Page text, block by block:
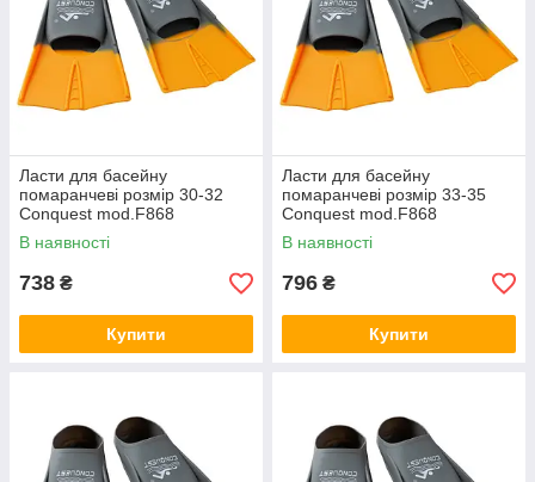
Ласти для басейну
помаранчеві розмір 30-32
Conquest mod.F868
В наявності
738 ₴
Купити
Ласти для басейну
помаранчеві розмір 33-35
Conquest mod.F868
В наявності
796 ₴
Купити